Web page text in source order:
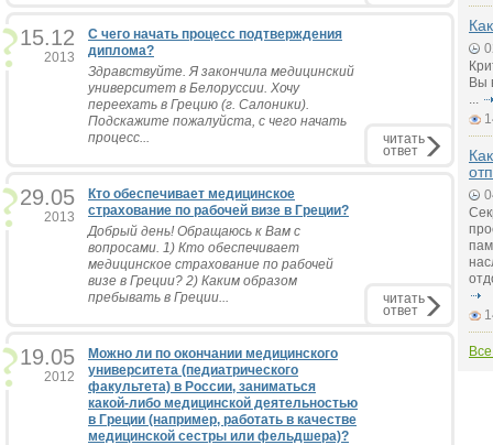
15.12
2013
С чего начать процесс подтверждения
диплома?
Здравствуйте. Я закончила медицинский
университет в Белоруссии. Хочу
переехать в Грецию (г. Салоники).
Подскажите пожалуйста, с чего начать
процесс...
читать
ответ
29.05
2013
Кто обеспечивает медицинское
страхование по рабочей визе в Греции?
Добрый день! Обращаюсь к Вам с
вопросами. 1) Кто обеспечивает
медицинское страхование по рабочей
визе в Греции? 2) Каким образом
пребывать в Греции...
читать
ответ
19.05
2012
Можно ли по окончании медицинского
университета (педиатрического
факультета) в России, заниматься
какой-либо медицинской деятельностью
в Греции (например, работать в качестве
медицинской сестры или фельдшера)?
Вы
...